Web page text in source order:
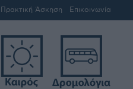
Πρακτική Άσκηση Επικοινωνία